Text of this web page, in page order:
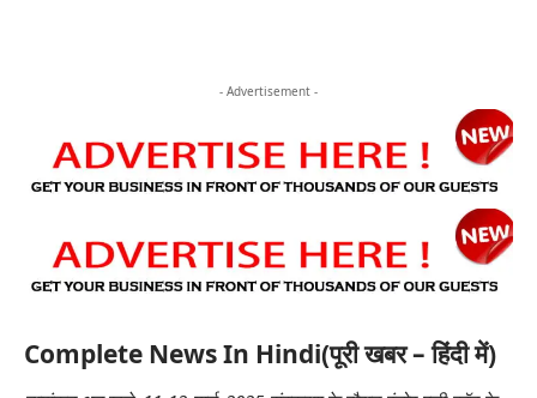
- Advertisement -
Complete News In Hindi(पूरी खबर – हिंदी में)